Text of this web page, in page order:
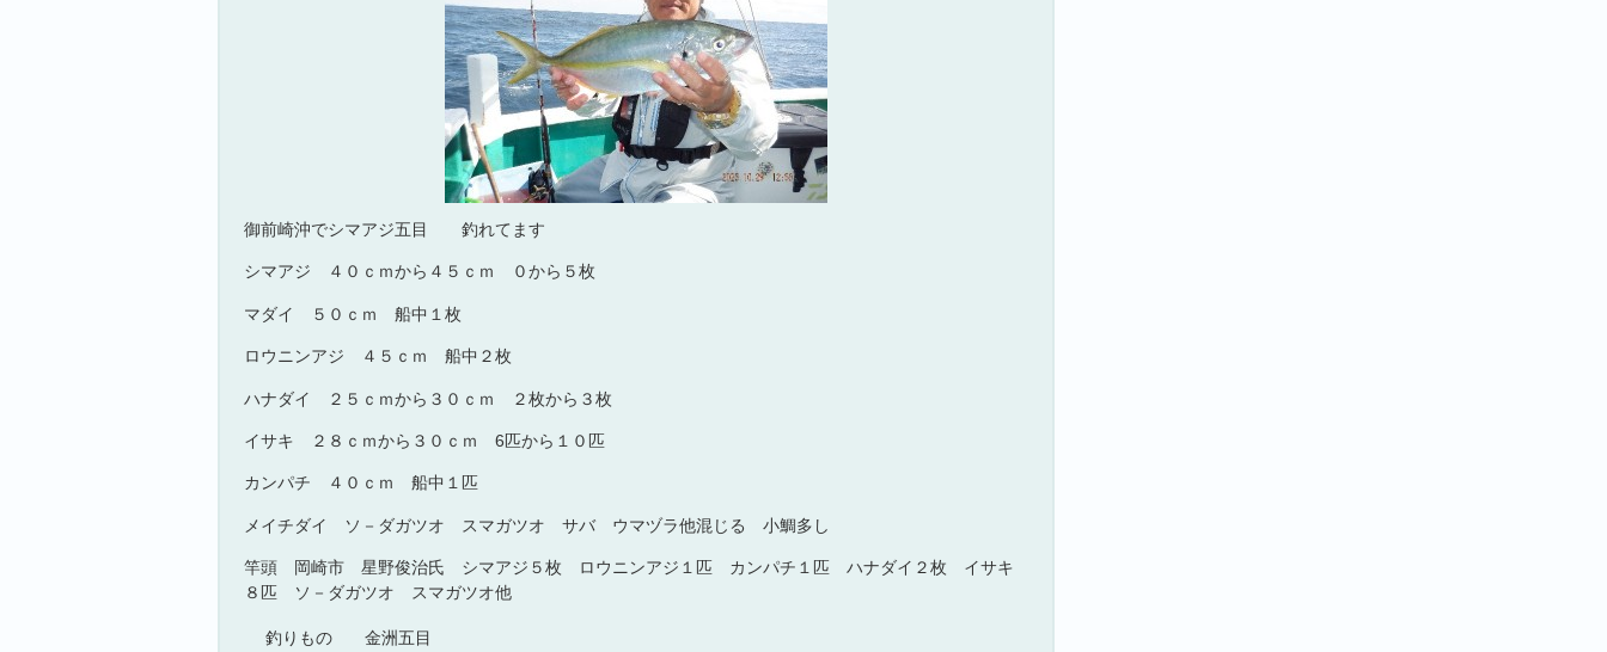
御前崎沖でシマアジ五目 釣れてます
シマアジ ４０ｃｍから４５ｃｍ ０から５枚
マダイ ５０ｃｍ 船中１枚
ロウニンアジ ４５ｃｍ 船中２枚
ハナダイ ２５ｃｍから３０ｃｍ ２枚から３枚
イサキ ２８ｃｍから３０ｃｍ 6匹から１０匹
カンパチ ４０ｃｍ 船中１匹
メイチダイ ソ－ダガツオ スマガツオ サバ ウマヅラ他混じる 小鯛多し
竿頭 岡崎市 星野俊治氏 シマアジ５枚 ロウニンアジ１匹 カンパチ１匹 ハナダイ２枚 イサキ
８匹 ソ－ダガツオ スマガツオ他
釣りもの 金洲五目